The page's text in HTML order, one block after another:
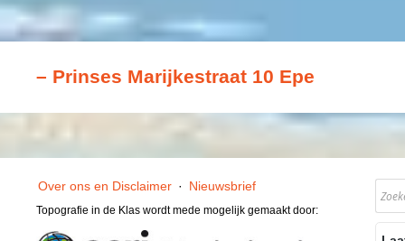
– Prinses Marijkestraat 10 Epe
Over ons en Disclaimer · Nieuwsbrief
Topografie in de Klas wordt mede mogelijk gemaakt door: